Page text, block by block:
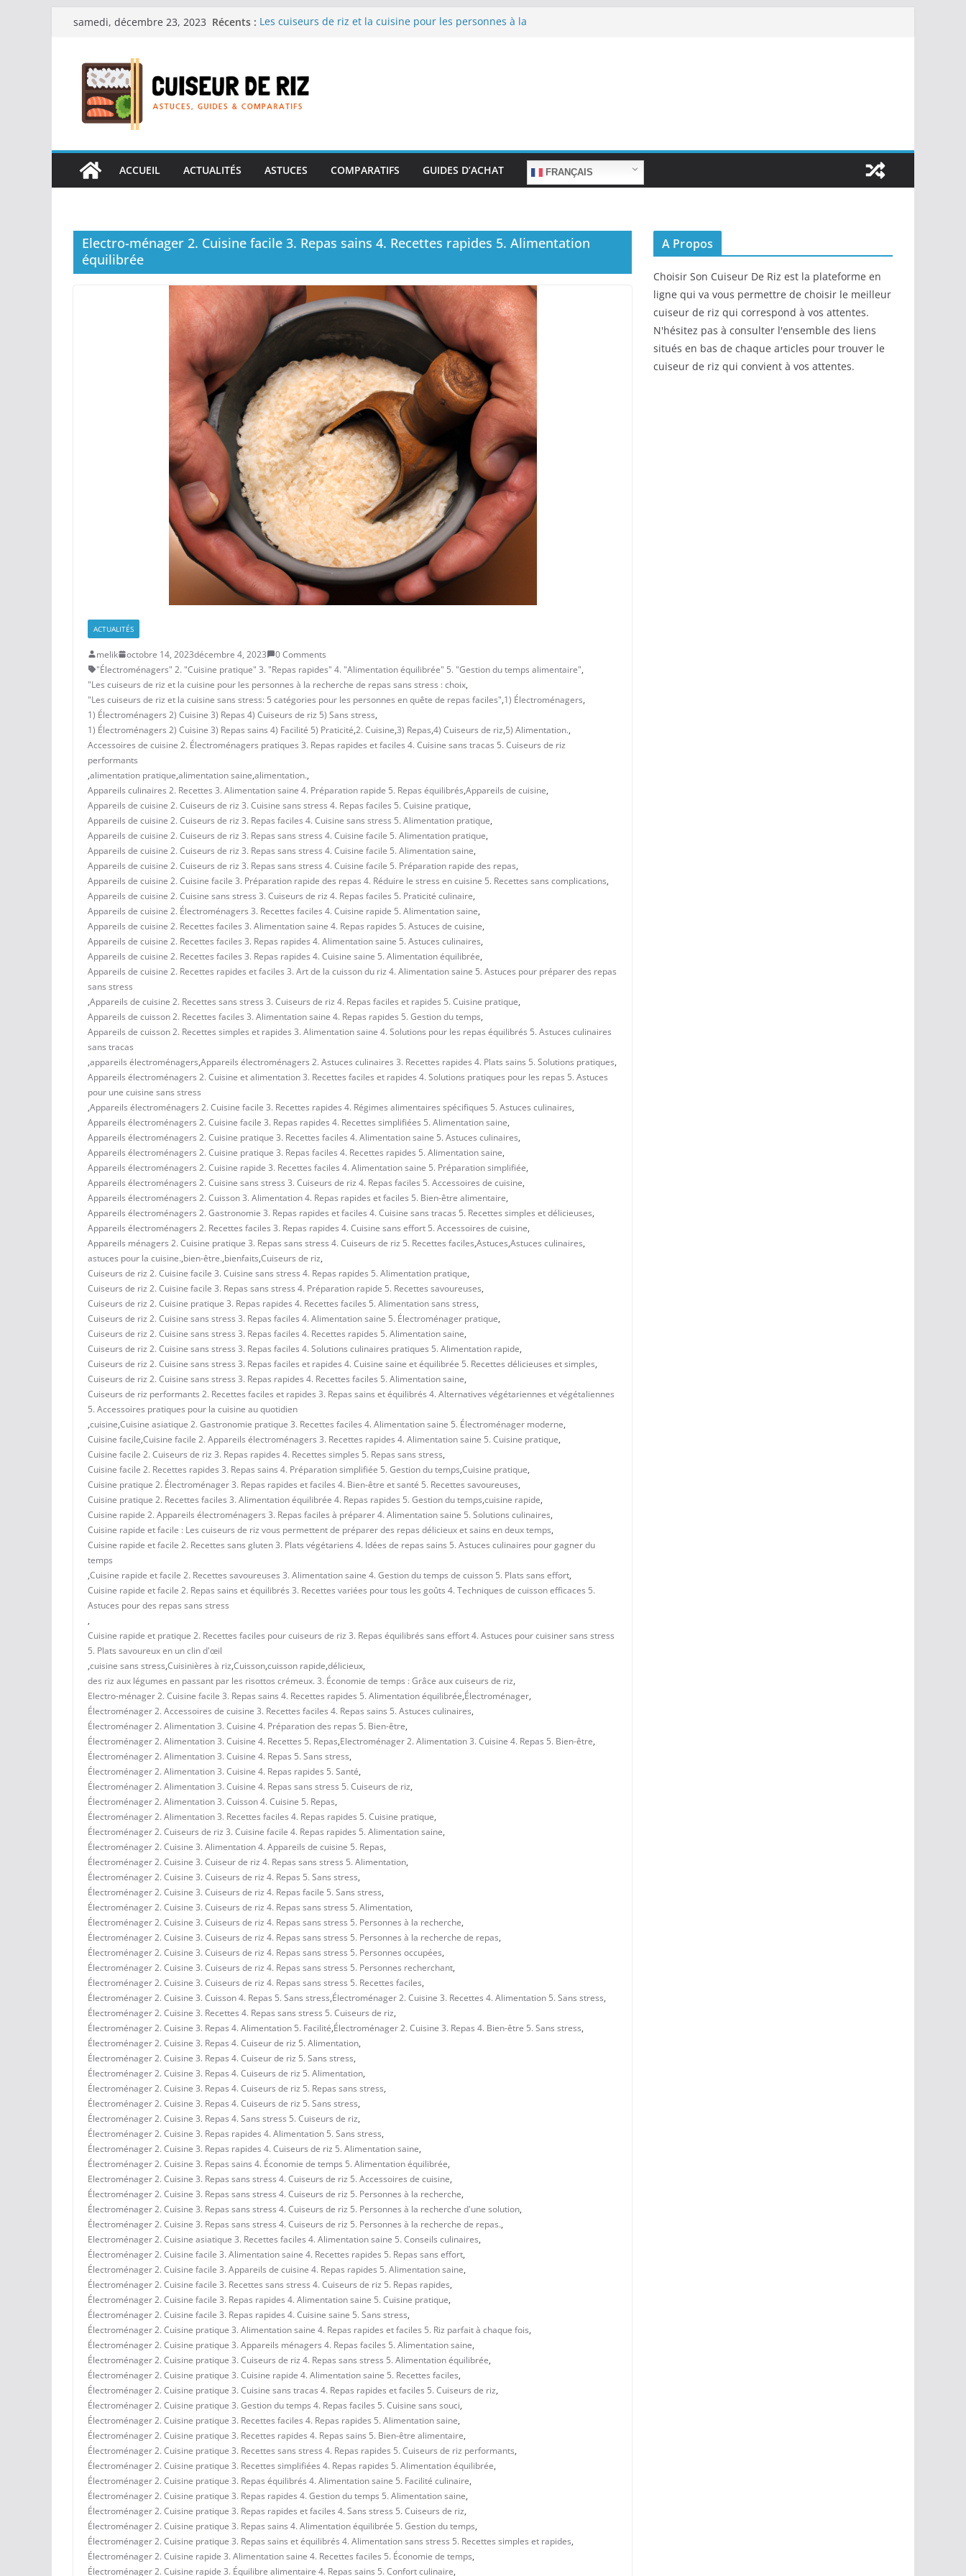
Passersamedi, décembre 23, 2023 Récents : Les cuiseurs de riz et la cuisine pour les personnes à la
Les cuiseurs de riz pour les familles nombreuses : Cuisson
en grande quantité.
Les cuiseurs de riz et la préparation de plats pour les
réconfortants.
ACCUEIL
ACTUALITÉS ASTUCES COMPARATIFS GUIDES D’ACHAT FRANÇAIS
Electro-ménager 2. Cuisine facile 3. Repas sains 4. Recettes rapides 5. Alimentation
équilibrée
ACTUALITÉS
melik octobre 14, 2023décembre 4, 2023
0 Comments
"Électroménagers" 2. "Cuisine pratique" 3. "Repas rapides" 4. "Alimentation équilibrée" 5. "Gestion du temps alimentaire",
"Les cuiseurs de riz et la cuisine pour les personnes à la recherche de repas sans stress : choix,
"Les cuiseurs de riz et la cuisine sans stress: 5 catégories pour les personnes en quête de repas faciles",1) Électroménagers,
1) Électroménagers 2) Cuisine 3) Repas 4) Cuiseurs de riz 5) Sans stress,
1) Électroménagers 2) Cuisine 3) Repas sains 4) Facilité 5) Praticité,2. Cuisine,3) Repas,4) Cuiseurs de riz,5) Alimentation.,
Accessoires de cuisine 2. Électroménagers pratiques 3. Repas rapides et faciles 4. Cuisine sans tracas 5. Cuiseurs de riz
performants
,alimentation pratique,alimentation saine,alimentation.,
Appareils culinaires 2. Recettes 3. Alimentation saine 4. Préparation rapide 5. Repas équilibrés,Appareils de cuisine,
Appareils de cuisine 2. Cuiseurs de riz 3. Cuisine sans stress 4. Repas faciles 5. Cuisine pratique,
Appareils de cuisine 2. Cuiseurs de riz 3. Repas faciles 4. Cuisine sans stress 5. Alimentation pratique,
Appareils de cuisine 2. Cuiseurs de riz 3. Repas sans stress 4. Cuisine facile 5. Alimentation pratique,
Appareils de cuisine 2. Cuiseurs de riz 3. Repas sans stress 4. Cuisine facile 5. Alimentation saine,
Appareils de cuisine 2. Cuiseurs de riz 3. Repas sans stress 4. Cuisine facile 5. Préparation rapide des repas,
Appareils de cuisine 2. Cuisine facile 3. Préparation rapide des repas 4. Réduire le stress en cuisine 5. Recettes sans complications,
Appareils de cuisine 2. Cuisine sans stress 3. Cuiseurs de riz 4. Repas faciles 5. Praticité culinaire,
Appareils de cuisine 2. Électroménagers 3. Recettes faciles 4. Cuisine rapide 5. Alimentation saine,
Appareils de cuisine 2. Recettes faciles 3. Alimentation saine 4. Repas rapides 5. Astuces de cuisine,
Appareils de cuisine 2. Recettes faciles 3. Repas rapides 4. Alimentation saine 5. Astuces culinaires,
Appareils de cuisine 2. Recettes faciles 3. Repas rapides 4. Cuisine saine 5. Alimentation équilibrée,
Appareils de cuisine 2. Recettes rapides et faciles 3. Art de la cuisson du riz 4. Alimentation saine 5. Astuces pour préparer des repas
sans stress
,Appareils de cuisine 2. Recettes sans stress 3. Cuiseurs de riz 4. Repas faciles et rapides 5. Cuisine pratique,
Appareils de cuisson 2. Recettes faciles 3. Alimentation saine 4. Repas rapides 5. Gestion du temps,
Appareils de cuisson 2. Recettes simples et rapides 3. Alimentation saine 4. Solutions pour les repas équilibrés 5. Astuces culinaires
sans tracas
,appareils électroménagers,Appareils électroménagers 2. Astuces culinaires 3. Recettes rapides 4. Plats sains 5. Solutions pratiques,
Appareils électroménagers 2. Cuisine et alimentation 3. Recettes faciles et rapides 4. Solutions pratiques pour les repas 5. Astuces
pour une cuisine sans stress
,Appareils électroménagers 2. Cuisine facile 3. Recettes rapides 4. Régimes alimentaires spécifiques 5. Astuces culinaires,
Appareils électroménagers 2. Cuisine facile 3. Repas rapides 4. Recettes simplifiées 5. Alimentation saine,
Appareils électroménagers 2. Cuisine pratique 3. Recettes faciles 4. Alimentation saine 5. Astuces culinaires,
Appareils électroménagers 2. Cuisine pratique 3. Repas faciles 4. Recettes rapides 5. Alimentation saine,
Appareils électroménagers 2. Cuisine rapide 3. Recettes faciles 4. Alimentation saine 5. Préparation simplifiée,
Appareils électroménagers 2. Cuisine sans stress 3. Cuiseurs de riz 4. Repas faciles 5. Accessoires de cuisine,
Appareils électroménagers 2. Cuisson 3. Alimentation 4. Repas rapides et faciles 5. Bien-être alimentaire,
Appareils électroménagers 2. Gastronomie 3. Repas rapides et faciles 4. Cuisine sans tracas 5. Recettes simples et délicieuses,
Appareils électroménagers 2. Recettes faciles 3. Repas rapides 4. Cuisine sans effort 5. Accessoires de cuisine,
Appareils ménagers 2. Cuisine pratique 3. Repas sans stress 4. Cuiseurs de riz 5. Recettes faciles,Astuces,Astuces culinaires,
astuces pour la cuisine.,bien-être.,bienfaits,Cuiseurs de riz,
Cuiseurs de riz 2. Cuisine facile 3. Cuisine sans stress 4. Repas rapides 5. Alimentation pratique,
Cuiseurs de riz 2. Cuisine facile 3. Repas sans stress 4. Préparation rapide 5. Recettes savoureuses,
Cuiseurs de riz 2. Cuisine pratique 3. Repas rapides 4. Recettes faciles 5. Alimentation sans stress,
Cuiseurs de riz 2. Cuisine sans stress 3. Repas faciles 4. Alimentation saine 5. Électroménager pratique,
Cuiseurs de riz 2. Cuisine sans stress 3. Repas faciles 4. Recettes rapides 5. Alimentation saine,
Cuiseurs de riz 2. Cuisine sans stress 3. Repas faciles 4. Solutions culinaires pratiques 5. Alimentation rapide,
Cuiseurs de riz 2. Cuisine sans stress 3. Repas faciles et rapides 4. Cuisine saine et équilibrée 5. Recettes délicieuses et simples,
Cuiseurs de riz 2. Cuisine sans stress 3. Repas rapides 4. Recettes faciles 5. Alimentation saine,
Cuiseurs de riz performants 2. Recettes faciles et rapides 3. Repas sains et équilibrés 4. Alternatives végétariennes et végétaliennes
5. Accessoires pratiques pour la cuisine au quotidien
,cuisine,Cuisine asiatique 2. Gastronomie pratique 3. Recettes faciles 4. Alimentation saine 5. Électroménager moderne,
Cuisine facile,Cuisine facile 2. Appareils électroménagers 3. Recettes rapides 4. Alimentation saine 5. Cuisine pratique,
Cuisine facile 2. Cuiseurs de riz 3. Repas rapides 4. Recettes simples 5. Repas sans stress,
Cuisine facile 2. Recettes rapides 3. Repas sains 4. Préparation simplifiée 5. Gestion du temps,Cuisine pratique,
Cuisine pratique 2. Électroménager 3. Repas rapides et faciles 4. Bien-être et santé 5. Recettes savoureuses,
Cuisine pratique 2. Recettes faciles 3. Alimentation équilibrée 4. Repas rapides 5. Gestion du temps,cuisine rapide,
Cuisine rapide 2. Appareils électroménagers 3. Repas faciles à préparer 4. Alimentation saine 5. Solutions culinaires,
Cuisine rapide et facile : Les cuiseurs de riz vous permettent de préparer des repas délicieux et sains en deux temps,
Cuisine rapide et facile 2. Recettes sans gluten 3. Plats végétariens 4. Idées de repas sains 5. Astuces culinaires pour gagner du
temps
,Cuisine rapide et facile 2. Recettes savoureuses 3. Alimentation saine 4. Gestion du temps de cuisson 5. Plats sans effort,
Cuisine rapide et facile 2. Repas sains et équilibrés 3. Recettes variées pour tous les goûts 4. Techniques de cuisson efficaces 5.
Astuces pour des repas sans stress
,
Cuisine rapide et pratique 2. Recettes faciles pour cuiseurs de riz 3. Repas équilibrés sans effort 4. Astuces pour cuisiner sans stress
5. Plats savoureux en un clin d'œil
,cuisine sans stress,Cuisinières à riz,Cuisson,cuisson rapide,délicieux,
des riz aux légumes en passant par les risottos crémeux. 3. Économie de temps : Grâce aux cuiseurs de riz,
Electro-ménager 2. Cuisine facile 3. Repas sains 4. Recettes rapides 5. Alimentation équilibrée,Électroménager,
Électroménager 2. Accessoires de cuisine 3. Recettes faciles 4. Repas sains 5. Astuces culinaires,
Électroménager 2. Alimentation 3. Cuisine 4. Préparation des repas 5. Bien-être,
Électroménager 2. Alimentation 3. Cuisine 4. Recettes 5. Repas,Electroménager 2. Alimentation 3. Cuisine 4. Repas 5. Bien-être,
Électroménager 2. Alimentation 3. Cuisine 4. Repas 5. Sans stress,
Électroménager 2. Alimentation 3. Cuisine 4. Repas rapides 5. Santé,
Électroménager 2. Alimentation 3. Cuisine 4. Repas sans stress 5. Cuiseurs de riz,
Électroménager 2. Alimentation 3. Cuisson 4. Cuisine 5. Repas,
Électroménager 2. Alimentation 3. Recettes faciles 4. Repas rapides 5. Cuisine pratique,
Électroménager 2. Cuiseurs de riz 3. Cuisine facile 4. Repas rapides 5. Alimentation saine,
Électroménager 2. Cuisine 3. Alimentation 4. Appareils de cuisine 5. Repas,
Électroménager 2. Cuisine 3. Cuiseur de riz 4. Repas sans stress 5. Alimentation,
Électroménager 2. Cuisine 3. Cuiseurs de riz 4. Repas 5. Sans stress,
Électroménager 2. Cuisine 3. Cuiseurs de riz 4. Repas facile 5. Sans stress,
Électroménager 2. Cuisine 3. Cuiseurs de riz 4. Repas sans stress 5. Alimentation,
Électroménager 2. Cuisine 3. Cuiseurs de riz 4. Repas sans stress 5. Personnes à la recherche,
Électroménager 2. Cuisine 3. Cuiseurs de riz 4. Repas sans stress 5. Personnes à la recherche de repas,
Électroménager 2. Cuisine 3. Cuiseurs de riz 4. Repas sans stress 5. Personnes occupées,
Électroménager 2. Cuisine 3. Cuiseurs de riz 4. Repas sans stress 5. Personnes recherchant,
Électroménager 2. Cuisine 3. Cuiseurs de riz 4. Repas sans stress 5. Recettes faciles,
Électroménager 2. Cuisine 3. Cuisson 4. Repas 5. Sans stress,Électroménager 2. Cuisine 3. Recettes 4. Alimentation 5. Sans stress,
Électroménager 2. Cuisine 3. Recettes 4. Repas sans stress 5. Cuiseurs de riz,
Électroménager 2. Cuisine 3. Repas 4. Alimentation 5. Facilité,Électroménager 2. Cuisine 3. Repas 4. Bien-être 5. Sans stress,
Électroménager 2. Cuisine 3. Repas 4. Cuiseur de riz 5. Alimentation,
Électroménager 2. Cuisine 3. Repas 4. Cuiseur de riz 5. Sans stress,
Électroménager 2. Cuisine 3. Repas 4. Cuiseurs de riz 5. Alimentation,
Électroménager 2. Cuisine 3. Repas 4. Cuiseurs de riz 5. Repas sans stress,
Électroménager 2. Cuisine 3. Repas 4. Cuiseurs de riz 5. Sans stress,
Électroménager 2. Cuisine 3. Repas 4. Sans stress 5. Cuiseurs de riz,
Électroménager 2. Cuisine 3. Repas rapides 4. Alimentation 5. Sans stress,
Électroménager 2. Cuisine 3. Repas rapides 4. Cuiseurs de riz 5. Alimentation saine,
Électroménager 2. Cuisine 3. Repas sains 4. Économie de temps 5. Alimentation équilibrée,
Electroménager 2. Cuisine 3. Repas sans stress 4. Cuiseurs de riz 5. Accessoires de cuisine,
Électroménager 2. Cuisine 3. Repas sans stress 4. Cuiseurs de riz 5. Personnes à la recherche,
Électroménager 2. Cuisine 3. Repas sans stress 4. Cuiseurs de riz 5. Personnes à la recherche d'une solution,
Électroménager 2. Cuisine 3. Repas sans stress 4. Cuiseurs de riz 5. Personnes à la recherche de repas.,
Electroménager 2. Cuisine asiatique 3. Recettes faciles 4. Alimentation saine 5. Conseils culinaires,
Électroménager 2. Cuisine facile 3. Alimentation saine 4. Recettes rapides 5. Repas sans effort,
Électroménager 2. Cuisine facile 3. Appareils de cuisine 4. Repas rapides 5. Alimentation saine,
Électroménager 2. Cuisine facile 3. Recettes sans stress 4. Cuiseurs de riz 5. Repas rapides,
Électroménager 2. Cuisine facile 3. Repas rapides 4. Alimentation saine 5. Cuisine pratique,
Électroménager 2. Cuisine facile 3. Repas rapides 4. Cuisine saine 5. Sans stress,
Électroménager 2. Cuisine pratique 3. Alimentation saine 4. Repas rapides et faciles 5. Riz parfait à chaque fois,
Électroménager 2. Cuisine pratique 3. Appareils ménagers 4. Repas faciles 5. Alimentation saine,
Électroménager 2. Cuisine pratique 3. Cuiseurs de riz 4. Repas sans stress 5. Alimentation équilibrée,
Électroménager 2. Cuisine pratique 3. Cuisine rapide 4. Alimentation saine 5. Recettes faciles,
Électroménager 2. Cuisine pratique 3. Cuisine sans tracas 4. Repas rapides et faciles 5. Cuiseurs de riz,
Électroménager 2. Cuisine pratique 3. Gestion du temps 4. Repas faciles 5. Cuisine sans souci,
Électroménager 2. Cuisine pratique 3. Recettes faciles 4. Repas rapides 5. Alimentation saine,
Électroménager 2. Cuisine pratique 3. Recettes rapides 4. Repas sains 5. Bien-être alimentaire,
Électroménager 2. Cuisine pratique 3. Recettes sans stress 4. Repas rapides 5. Cuiseurs de riz performants,
Électroménager 2. Cuisine pratique 3. Recettes simplifiées 4. Repas rapides 5. Alimentation équilibrée,
Électroménager 2. Cuisine pratique 3. Repas équilibrés 4. Alimentation saine 5. Facilité culinaire,
Électroménager 2. Cuisine pratique 3. Repas rapides 4. Gestion du temps 5. Alimentation saine,
Électroménager 2. Cuisine pratique 3. Repas rapides et faciles 4. Sans stress 5. Cuiseurs de riz,
Électroménager 2. Cuisine pratique 3. Repas sains 4. Alimentation équilibrée 5. Gestion du temps,
Électroménager 2. Cuisine pratique 3. Repas sains et équilibrés 4. Alimentation sans stress 5. Recettes simples et rapides,
Électroménager 2. Cuisine rapide 3. Alimentation saine 4. Recettes faciles 5. Économie de temps,
Électroménager 2. Cuisine rapide 3. Équilibre alimentaire 4. Repas sains 5. Confort culinaire,
A Propos
Choisir Son Cuiseur De Riz est la plateforme en
ligne qui va vous permettre de choisir le meilleur
cuiseur de riz qui correspond à vos attentes.
N'hésitez pas à consulter l'ensemble des liens
situés en bas de chaque articles pour trouver le
cuiseur de riz qui convient à vos attentes.